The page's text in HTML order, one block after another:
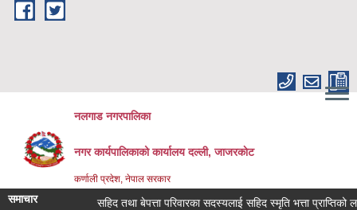
Skip to main content
नलगाड नगरपालिका
नगर कार्यपालिकाको कार्यालय दल्ली, जाजरकाेट
कर्णाली प्रदेश, नेपाल सरकार
समाचार सहिद तथा बेपत्ता परिवारका सदस्यलाई सहिद स्मृति भत्ता प्राप्तिको लागि